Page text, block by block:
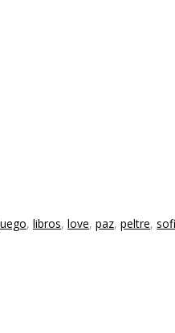
, libros, love, paz, peltre,